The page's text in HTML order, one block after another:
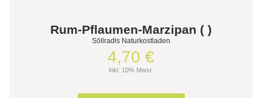
Rum-Pflaumen-Marzipan ( )
Söllradls Naturkostladen
4,70 €
inkl. 10% Mwst.